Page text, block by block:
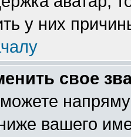
у них
свое
вашего